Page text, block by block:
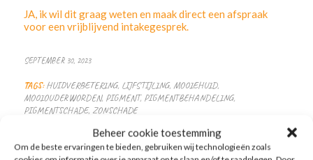
Beheer cookie toestemming
Om de beste ervaringen te bieden, gebruiken wij technologieën zoals
JA, ik wil dit graag weten en maak direct een afspraak
voor een vrijblijvend intakegesprek.
SEPTEMBER 30, 2023
TAGS: HUIDVERBETERING, LIJFSTIJLING, MOOIEHUID,
MOOIOUDERWORDEN, PIGMENT, PIGMENTBEHANDELING,
PIGMENTSCHADE, ZONSCHADE